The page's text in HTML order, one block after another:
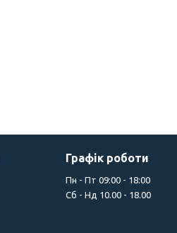
Графік роботи
Пн - Пт 09:00 - 18:00
Сб - Нд 10.00 - 18.00